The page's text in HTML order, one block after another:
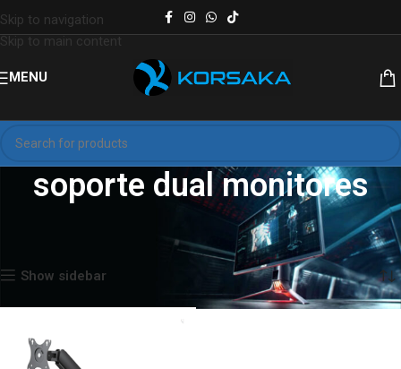
Skip to navigation
Skip to main content
MENU
soporte dual monitores
Productos etiquetados “soporte dual monitores”
Show sidebar